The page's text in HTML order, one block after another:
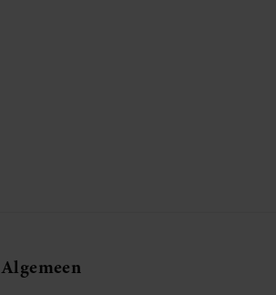
Algemeen